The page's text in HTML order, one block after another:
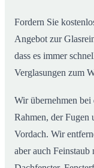
Fordern Sie
Angebot zur
dass es immer
Verglasungen zum
Wir übernehmen
Rahmen, der Fugen
Vordach. Wir
aber auch